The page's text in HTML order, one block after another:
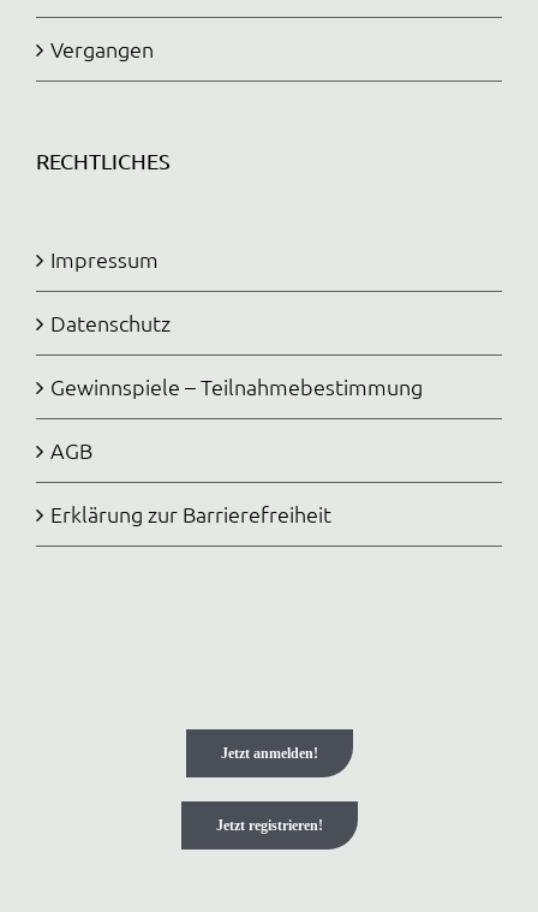
Vergangen
RECHTLICHES
Impressum
Datenschutz
Gewinnspiele – Teilnahmebestimmung
AGB
Erklärung zur Barrierefreiheit
Jetzt anmelden!
Jetzt registrieren!